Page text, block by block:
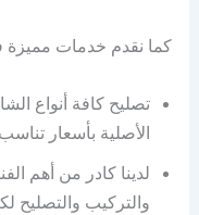
كما نقدم خدمات مميزة
تصليح كافة أنواع
الأصلية بأسعار
لدينا كادر من أهم
والتركيب والتصليح